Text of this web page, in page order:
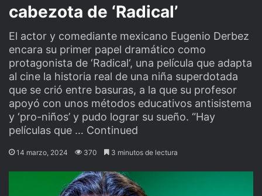
cabezota de ‘Radical’
El actor y comediante mexicano Eugenio Derbez
encara su primer papel dramático como
protagonista de ‘Radical‘, una película que adapta
al cine la historia real de una niña superdotada
que se crió entre basuras, a la que su profesor
apoyó con unos métodos educativos antisistema
y ‘pro-niños’ y pudo lograr su sueño. “Hay
películas que … Continued
14 marzo, 2024 370 3 minutos de lectura